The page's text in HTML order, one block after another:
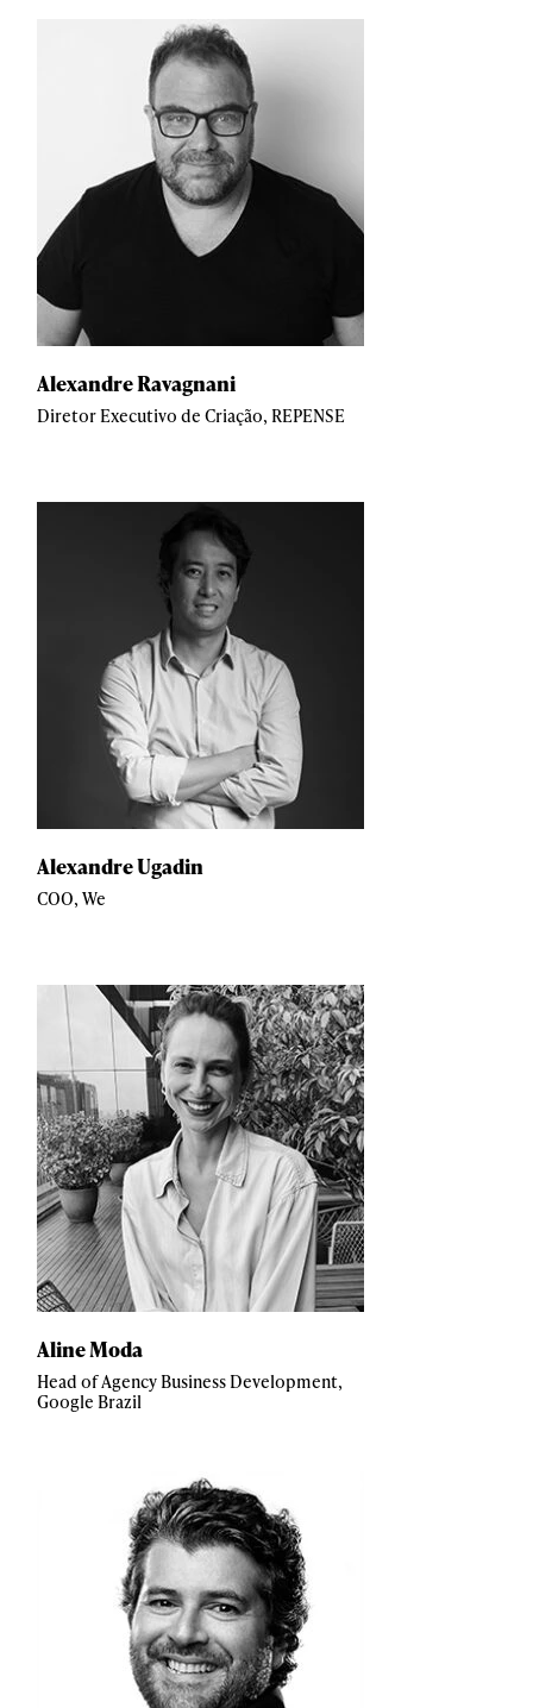
Alexandre Ravagnani
Diretor Executivo de Criação, REPENSE
Alexandre Ugadin
COO, We
Aline Moda
Head of Agency Business Development,
Google Brazil